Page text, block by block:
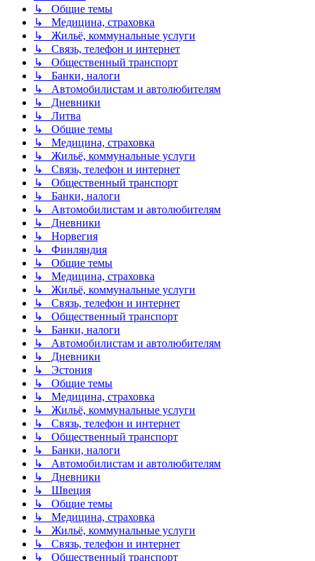
↳ Общие темы
↳ Медицина, страховка
↳ Жильё, коммунальные услуги
↳ Связь, телефон и интернет
↳ Общественный транспорт
↳ Банки, налоги
↳ Автомобилистам и автолюбителям
↳ Дневники
↳ Литва
↳ Общие темы
↳ Медицина, страховка
↳ Жильё, коммунальные услуги
↳ Связь, телефон и интернет
↳ Общественный транспорт
↳ Банки, налоги
↳ Автомобилистам и автолюбителям
↳ Дневники
↳ Норвегия
↳ Финляндия
↳ Общие темы
↳ Медицина, страховка
↳ Жильё, коммунальные услуги
↳ Связь, телефон и интернет
↳ Общественный транспорт
↳ Банки, налоги
↳ Автомобилистам и автолюбителям
↳ Дневники
↳ Эстония
↳ Общие темы
↳ Медицина, страховка
↳ Жильё, коммунальные услуги
↳ Связь, телефон и интернет
↳ Общественный транспорт
↳ Банки, налоги
↳ Автомобилистам и автолюбителям
↳ Дневники
↳ Швеция
↳ Общие темы
↳ Медицина, страховка
↳ Жильё, коммунальные услуги
↳ Связь, телефон и интернет
↳ Общественный транспорт